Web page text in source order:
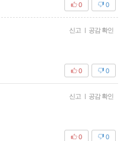
0
0
신고 | 공감 확인
0
0
신고 | 공감 확인
0
0